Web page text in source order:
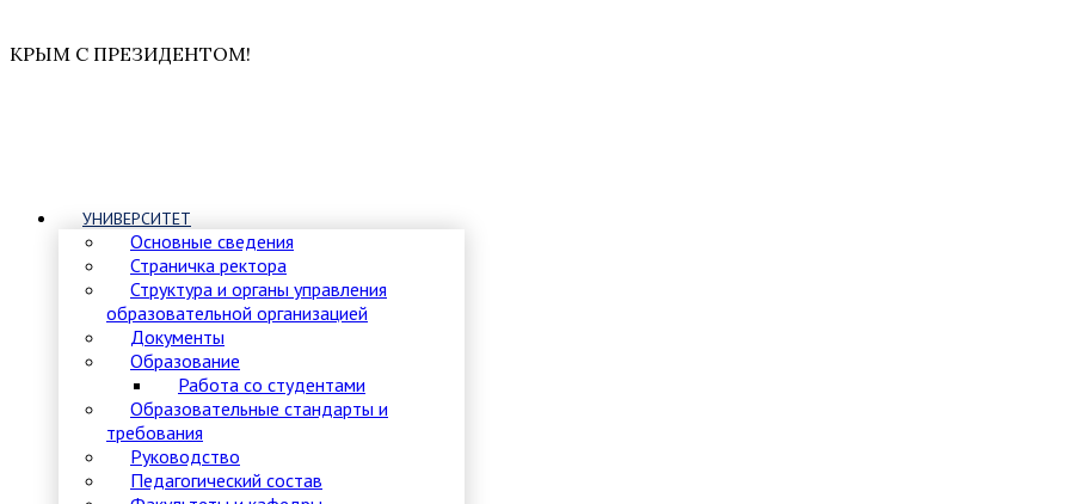
КРЫМ С ПРЕЗИДЕНТОМ!
УНИВЕРСИТЕТ
Основные сведения
Страничка ректора
Структура и органы управления
образовательной организацией
Документы
Образование
Работа со студентами
Образовательные стандарты и
требования
Руководство
Педагогический состав